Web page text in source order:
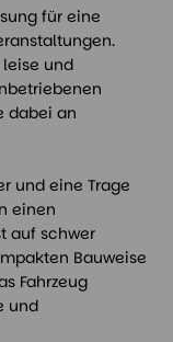
für eine
und
dabei an
und eine Trage
einen
auf schwer
Bauweise
Fahrzeug
und